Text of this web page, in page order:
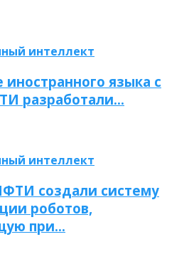
интеллект
языка с
разработали…
интеллект
создали систему
роботов,
при…